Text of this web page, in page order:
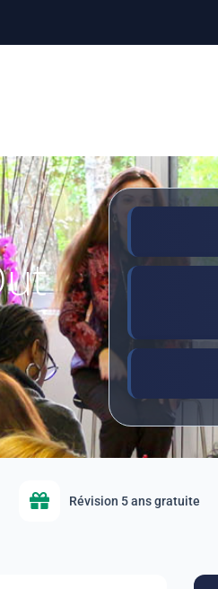
Révision 5 ans gratuite